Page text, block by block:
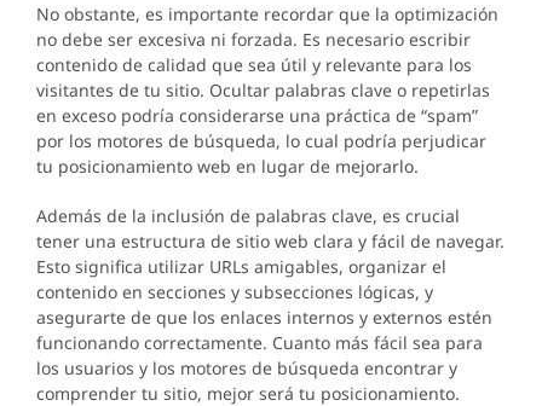
No obstante, es importante recordar que la optimización
no debe ser excesiva ni forzada. Es necesario escribir
contenido de calidad que sea útil y relevante para los
visitantes de tu sitio. Ocultar palabras clave o repetirlas
en exceso podría considerarse una práctica de “spam”
por los motores de búsqueda, lo cual podría perjudicar
tu posicionamiento web en lugar de mejorarlo.
Además de la inclusión de palabras clave, es crucial
tener una estructura de sitio web clara y fácil de navegar.
Esto significa utilizar URLs amigables, organizar el
contenido en secciones y subsecciones lógicas, y
asegurarte de que los enlaces internos y externos estén
funcionando correctamente. Cuanto más fácil sea para
los usuarios y los motores de búsqueda encontrar y
comprender tu sitio, mejor será tu posicionamiento.